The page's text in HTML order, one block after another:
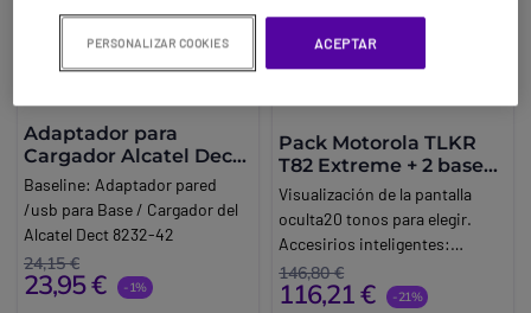
Adaptador para
Cargador Alcatel Dect
82XX
Baseline: Adaptador pared
/usb para Base / Cargador del
Alcatel Dect 8232-42
Marca:Alcatel-Lucent
Enterprise
24,15 €
23,95 € -1%
Pack Motorola TLKR
T82 Extreme + 2 bases
cargadores
Visualización de la pantalla
oculta20 tonos para elegir.
Accesirios inteligentes:
auriculares, kit de guardia,
micro altavoz. Manos libres.
146,80 €
116,21 € -21%
PERSONALIZAR COOKIES ACEPTAR